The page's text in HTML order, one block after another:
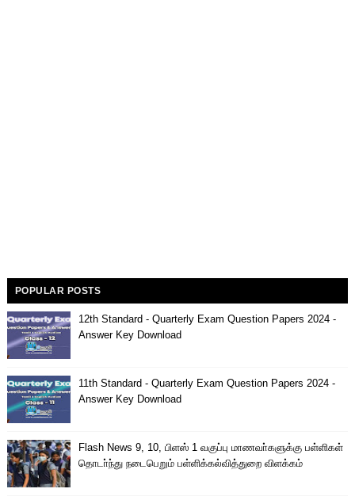
POPULAR POSTS
12th Standard - Quarterly Exam Question Papers 2024 -
Answer Key Download
11th Standard - Quarterly Exam Question Papers 2024 -
Answer Key Download
Flash News 9, 10, பிளஸ் 1 வகுப்பு மாணவா்களுக்கு பள்ளிகள்
தொடா்ந்து நடைபெறும் பள்ளிக்கல்வித்துறை விளக்கம்